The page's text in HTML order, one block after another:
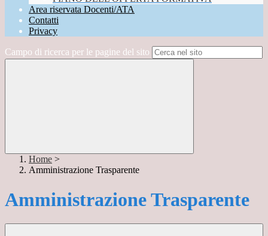
Area riservata Docenti/ATA
Contatti
Privacy
Campo di ricerca per le pagine del sito
Home >
Amministrazione Trasparente
Amministrazione Trasparente